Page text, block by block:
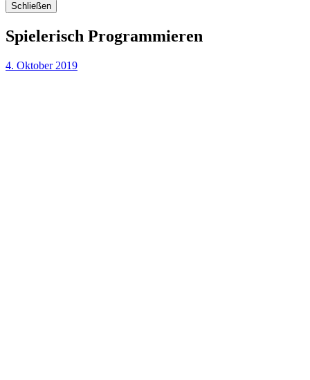
Schließen
Spielerisch Programmieren
4. Oktober 2019